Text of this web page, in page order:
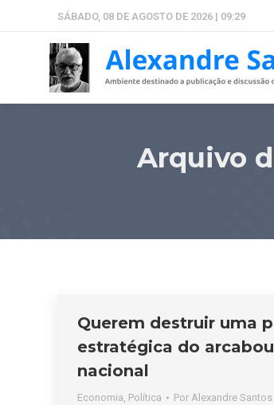
SÁBADO, 08 DE AGOSTO DE 2026 | 09:29
Arquivo
Querem destruir uma
estratégica do
nacional
Economia, Política Por Alexandre Santos